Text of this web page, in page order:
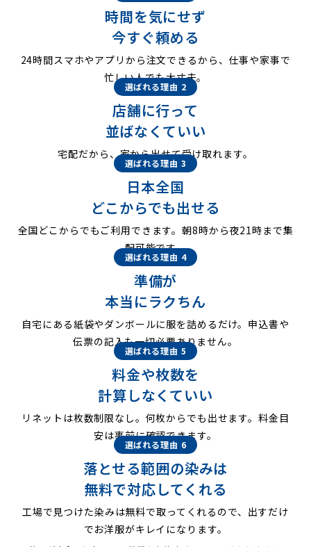
時間を気にせず
今すぐ頼める
24時間スマホやアプリから注文できるから、仕事や家事で
忙しい人でも大丈夫。
選ばれる理由 2
店舗に行って
並ばなくていい
宅配だから、家から出せて受け取れます。
選ばれる理由 3
日本全国
どこからでも出せる
全国どこからでもご利用できます。朝8時から夜21時まで集
配可能です。
選ばれる理由 4
準備が
本当にラクちん
自宅にある紙袋やダンボールに服を詰めるだけ。申込書や
伝票の記入も一切必要ありません。
選ばれる理由 5
料金や枚数を
計算しなくていい
リネットは枚数制限なし。何枚からでも出せます。料金目
安は事前に確認できます。
選ばれる理由 6
落とせる範囲の染みは
無料で対応してくれる
工場で見つけた染みは無料で取ってくれるので、出すだけ
でお洋服がキレイになります。